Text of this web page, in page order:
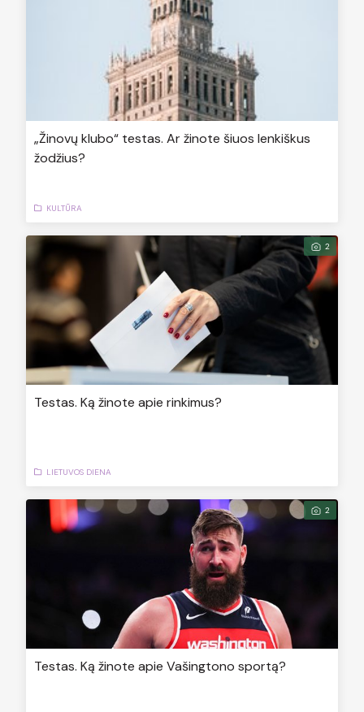
„Žinovų klubo“ testas. Ar žinote šiuos lenkiškus
žodžius?
KULTŪRA
2
Testas. Ką žinote apie rinkimus?
LIETUVOS DIENA
2
Testas. Ką žinote apie Vašingtono sportą?